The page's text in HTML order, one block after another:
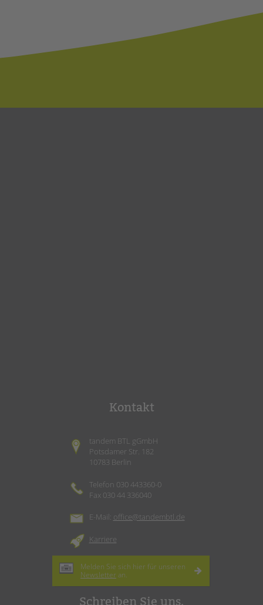
Kontakt
tandem BTL gGmbH
Potsdamer Str. 182
10783 Berlin
Telefon 030 443360-0
Fax 030 44 336040
E-Mail: office@tandembtl.de
Karriere
Melden Sie sich hier für unseren
Newsletter an.
Schreiben Sie uns.